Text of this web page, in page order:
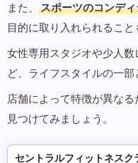
また、
スポーツのコンデ
目的に取り入れられること
女性専用スタジオや少人
ど、ライフスタイルの一部
店舗によって特徴が異な
見つけてみましょう。
セントラルフィットネスク